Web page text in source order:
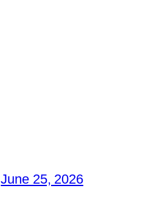
June 25, 2026